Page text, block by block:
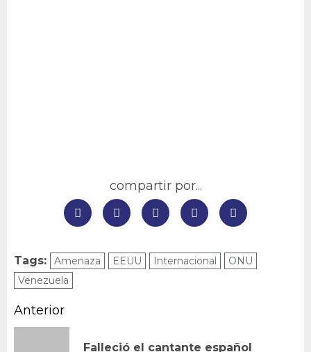
compartir por...
Tags: Amenaza EEUU Internacional
ONU
Venezuela
Navegación
Anterior
Falleció el cantante español